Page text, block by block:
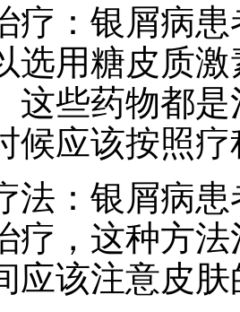
疗：银屑病
选用糖皮质
这些药物都
候应该按照
法：银屑病
疗，这种方
应该注意皮